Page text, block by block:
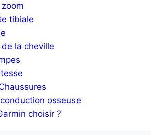
tibiale
la cheville
osseuse
choisir ?